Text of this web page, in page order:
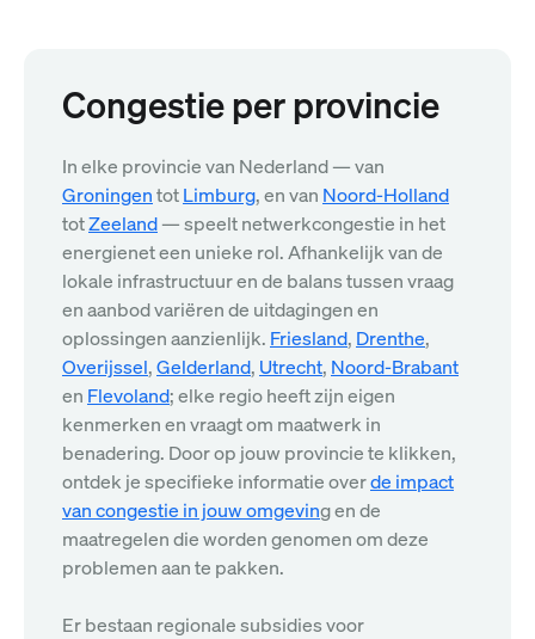
Congestie per provincie
In elke provincie van Nederland — van
GroningentotLimburg, en van Noord-Holland
totZeeland— speelt netwerkcongestie in het
energienet een unieke rol. Afhankelijk van de
lokale infrastructuur en de balans tussen vraag
en aanbod variëren de uitdagingen en
oplossingen aanzienlijk. Friesland, Drenthe,
Overijssel,Gelderland, Utrecht, Noord-Brabant
en Flevoland; elke regio heeft zijn eigen
kenmerken en vraagt om maatwerk in
benadering. Door op jouw provincie te klikken,
ontdek je specifieke informatie overde impact
van congestie in jouw omgeving en de
maatregelen die worden genomen om deze
problemen aan te pakken.
Er bestaan regionale subsidies voor